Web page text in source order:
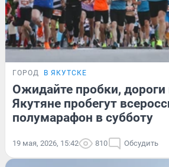
ГОРОД В ЯКУТСКЕ
Ожидайте пробки,
Якутяне пробегут
полумарафон в субботу
19 мая, 2026, 15:42 810 Обсудить